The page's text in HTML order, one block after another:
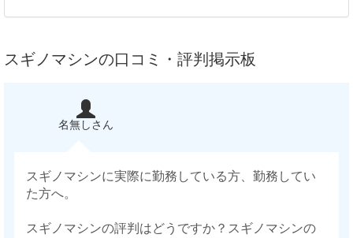
スギノマシンの口コミ・評判掲示板
名無しさん
スギノマシンに実際に勤務している方、勤務してい
た方へ。
スギノマシンの評判はどうですか？スギノマシンの